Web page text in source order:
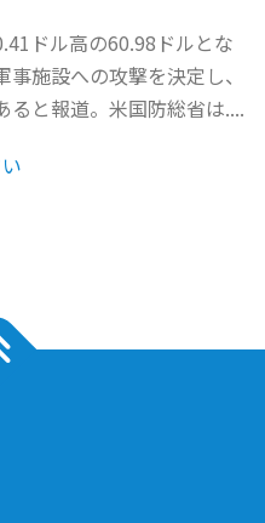
ドル高の60.98ドルとな
施設への攻撃を決定し、
と報道。米国防総省は....